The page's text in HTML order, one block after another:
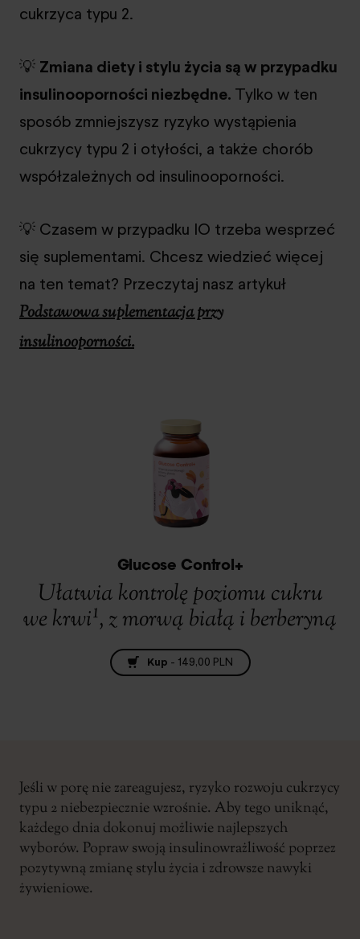
cukrzyca typu 2.
💡 Zmiana diety i stylu życia są w przypadku
insulinooporności niezbędne. Tylko w ten
sposób zmniejszysz ryzyko wystąpienia
cukrzycy typu 2 i otyłości, a także chorób
współzależnych od insulinooporności.
💡 Czasem w przypadku IO trzeba wesprzeć
się suplementami. Chcesz wiedzieć więcej
na ten temat? Przeczytaj nasz artykuł
Podstawowa suplementacja przy
insulinooporności.
Glucose Control+
Ułatwia kontrolę poziomu cukru
we krwi¹, z morwą białą i berberyną
Kup - 149,00 PLN
Jeśli w porę nie zareagujesz, ryzyko rozwoju cukrzycy
typu 2 niebezpiecznie wzrośnie. Aby tego uniknąć,
każdego dnia dokonuj możliwie najlepszych
wyborów. Popraw swoją insulinowrażliwość poprzez
pozytywną zmianę stylu życia i zdrowsze nawyki
żywieniowe.